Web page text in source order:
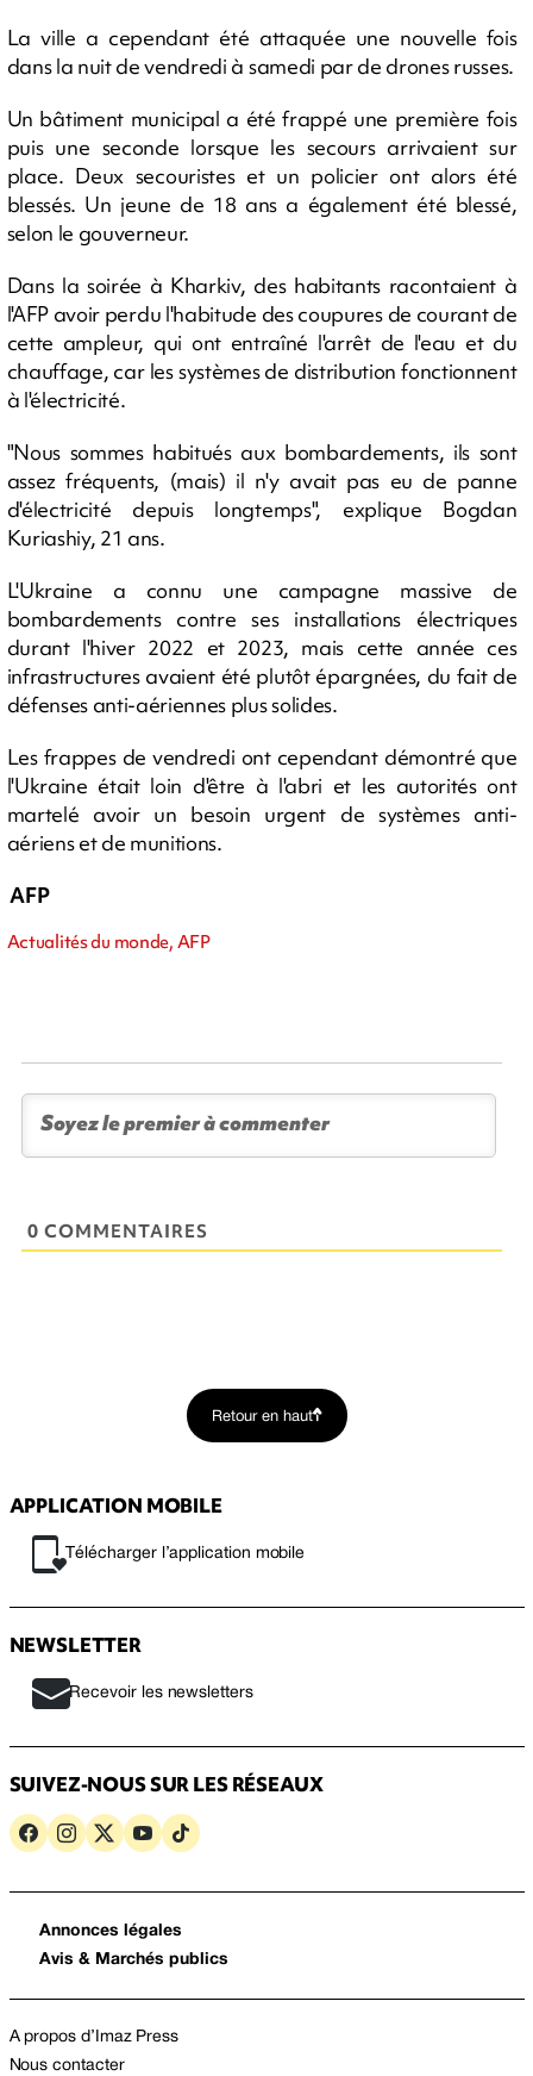
La ville a cependant été attaquée une nouvelle fois
dans la nuit de vendredi à samedi par de drones russes.
Un bâtiment municipal a été frappé une première fois
puis une seconde lorsque les secours arrivaient sur
place. Deux secouristes et un policier ont alors été
blessés. Un jeune de 18 ans a également été blessé,
selon le gouverneur.
Dans la soirée à Kharkiv, des habitants racontaient à
l'AFP avoir perdu l'habitude des coupures de courant de
cette ampleur, qui ont entraîné l'arrêt de l'eau et du
chauffage, car les systèmes de distribution fonctionnent
à l'électricité.
"Nous sommes habitués aux bombardements, ils sont
assez fréquents, (mais) il n'y avait pas eu de panne
d'électricité depuis longtemps", explique Bogdan
Kuriashiy, 21 ans.
L'Ukraine a connu une campagne massive de
bombardements contre ses installations électriques
durant l'hiver 2022 et 2023, mais cette année ces
infrastructures avaient été plutôt épargnées, du fait de
défenses anti-aériennes plus solides.
Les frappes de vendredi ont cependant démontré que
l'Ukraine était loin d'être à l'abri et les autorités ont
martelé avoir un besoin urgent de systèmes anti-
aériens et de munitions.
AFP
Actualités du monde, AFP
0 COMMENTAIRES
Retour en haut
APPLICATION MOBILE
Télécharger l’application mobile
NEWSLETTER
Recevoir les newsletters
SUIVEZ-NOUS SUR LES RÉSEAUX
Annonces légales
Avis & Marchés publics
A propos d’Imaz Press
Nous contacter